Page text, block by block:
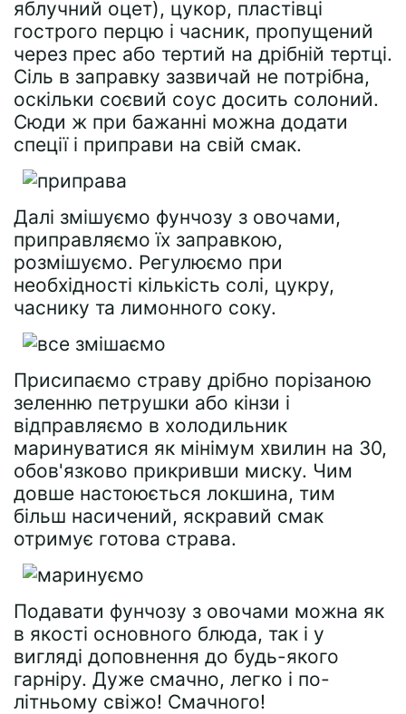
яблучний оцет), цукор, пластівці
гострого перцю і часник, пропущений
через прес або тертий на дрібній тертці.
Сіль в заправку зазвичай не потрібна,
оскільки соєвий соус досить солоний.
Сюди ж при бажанні можна додати
спеції і приправи на свій смак.
Далі змішуємо фунчозу з овочами,
приправляємо їх заправкою,
розмішуємо. Регулюємо при
необхідності кількість солі, цукру,
часнику та лимонного соку.
Присипаємо страву дрібно порізаною
зеленню петрушки або кінзи і
відправляємо в холодильник
маринуватися як мінімум хвилин на 30,
обов'язково прикривши миску. Чим
довше настоюється локшина, тим
більш насичений, яскравий смак
отримує готова страва.
Подавати фунчозу з овочами можна як
в якості основного блюда, так і у
вигляді доповнення до будь-якого
гарніру. Дуже смачно, легко і по-
літньому свіжо! Смачного!